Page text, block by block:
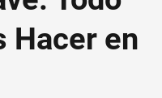
Hacer en